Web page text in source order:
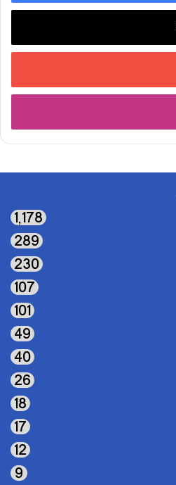
1٬178
289
230
107
101
49
40
26
18
17
12
9